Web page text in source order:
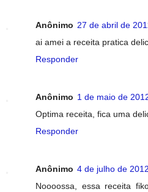
Anônimo 27 de abril de
ai amei a receita pratica
Responder
Anônimo 1 de maio de
Optima receita, fica uma
Responder
Anônimo 4 de julho de
Noooossa, essa receita